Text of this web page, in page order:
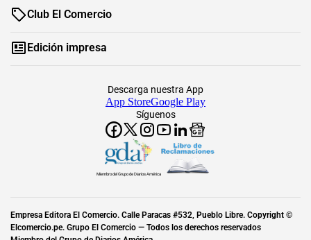
Club El Comercio
Edición impresa
Síguenos
Descarga nuestra App
App StoreGoogle Play
Miembro del Grupo de Diarios América
Empresa Editora El Comercio. Calle Paracas #532, Pueblo Libre. Copyright ©
Elcomercio.pe. Grupo El Comercio — Todos los derechos reservados